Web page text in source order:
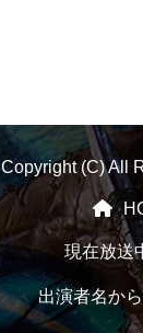
Copyright (C) All
現在放送
出演者名か